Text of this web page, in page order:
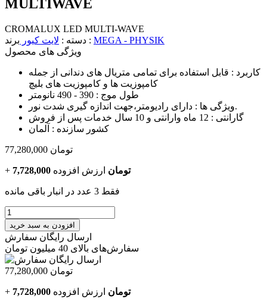
MULTIWAVE
CROMALUX LED MULTI-WAVE
دسته : لایت کیور برند : MEGA - PHYSIK
ویژگی های محصول
کاربرد : قابل استفاده برای تمامی متریال های دندانی از جمله
کامپوزیت ها و کامپوزیت های بلیچ
طول موج : 390 - 490 نانومتر
ویژگی ها :دارای رادیومتر،جهت اندازه گیری شدت نور.
گارانتی : 12 ماه وارانتی و 10 سال خدمات پس از فروش
کشور سازنده : آلمان
77,280,000 تومان
+ 7,728,000 تومان ارزش افزوده
فقط 3 عدد در انبار باقی مانده
افزودن به سبد خرید
ارسال رایگان سفارش
سفارش‌های بالای 40 میلیون تومان
77,280,000 تومان
+ 7,728,000 تومان ارزش افزوده